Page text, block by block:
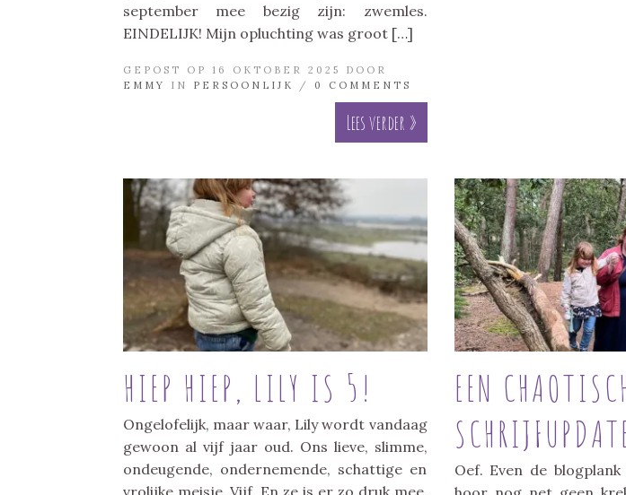
september mee bezig zijn: zwemles.
EINDELIJK! Mijn opluchting was groot […]
GEPOST OP 16 OKTOBER 2025 DOOR
EMMY
IN PERSOONLIJK / 0 COMMENTS
Lees verder »
HIEP HIEP, LILY IS 5!
Ongelofelijk, maar waar, Lily wordt vandaag
gewoon al vijf jaar oud. Ons lieve, slimme,
ondeugende, ondernemende, schattige en
EEN
Oef. Even de